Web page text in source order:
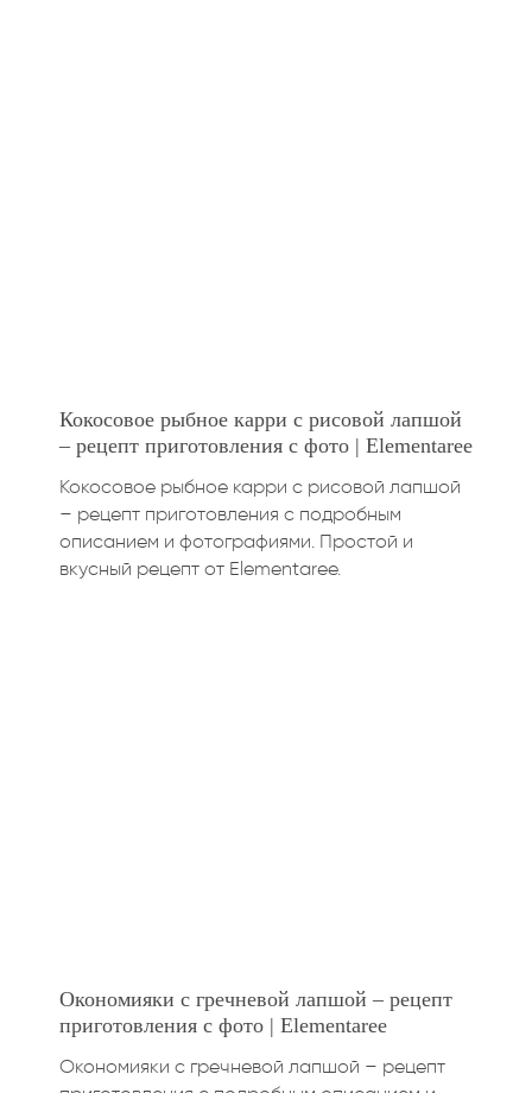
Кокосовое рыбное карри с рисовой лапшой
– рецепт приготовления с фото | Elementaree
Кокосовое рыбное карри с рисовой лапшой
– рецепт приготовления с подробным
описанием и фотографиями. Простой и
вкусный рецепт от Elementaree.
Окономияки с гречневой лапшой – рецепт
приготовления с фото | Elementaree
Окономияки с гречневой лапшой – рецепт